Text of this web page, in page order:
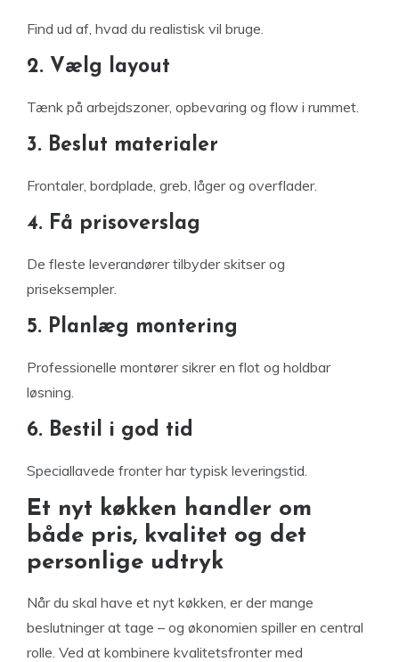
Find ud af, hvad du realistisk vil bruge.
2. Vælg layout
Tænk på arbejdszoner, opbevaring og flow i rummet.
3. Beslut materialer
Frontaler, bordplade, greb, låger og overflader.
4. Få prisoverslag
De fleste leverandører tilbyder skitser og
priseksempler.
5. Planlæg montering
Professionelle montører sikrer en flot og holdbar
løsning.
6. Bestil i god tid
Speciallavede fronter har typisk leveringstid.
Et nyt køkken handler om
både pris, kvalitet og det
personlige udtryk
Når du skal have et nyt køkken, er der mange
beslutninger at tage – og økonomien spiller en central
rolle. Ved at kombinere kvalitetsfronter med